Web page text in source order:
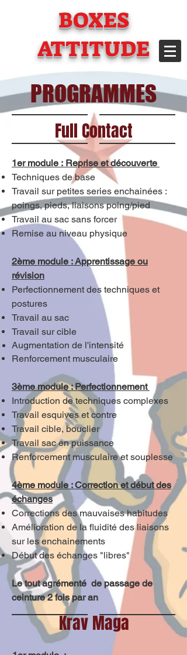
BOXES
ATTITUDE
PROGRAMMES
Full Contact
1er module : Reprise et découverte
Techniques de base
Travail sur petites series enchainées :
poings, pieds, liaisons poing/pied
Travail au sac sans forcer
Remise au niveau physique
2ème module : Apprentissage ou
révision
Perfectionnement des techniques et
postures
Travail au sac
Travail sur cible
Augmentation de l'intensité
Renforcement musculaire
3ème module : Perfectionnement
Introduction de techniques complexes
Travail esquives et contre
Travail cible, bouclier
Travail sac en puissance
Renforcement musculaire et souplesse
4ème module : Correction et début des
échanges
Corrections des mauvaises habitudes
Amélioration de la fluidité des liaisons
sur les enchainements
Début des échanges "libres"
Le tout agrémenté de passage de
ceinture 2 fois par an
Krav Maga